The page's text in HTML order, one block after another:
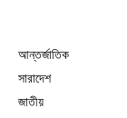
আন্তর্জাতিক
সারাদেশ
জাতীয়